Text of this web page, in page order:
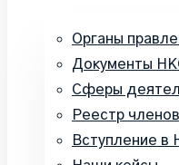
Органы
Документы
Сферы
Реестр
Вступление в